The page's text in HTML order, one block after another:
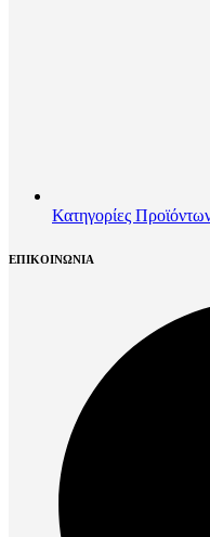
Κατηγορίες
ΕΠΙΚΟΙΝΩΝΙΑ